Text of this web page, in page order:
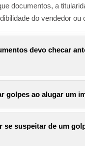
documentos, a
do vendedor ou
devo checar
golpes ao alugar um
se suspeitar de um